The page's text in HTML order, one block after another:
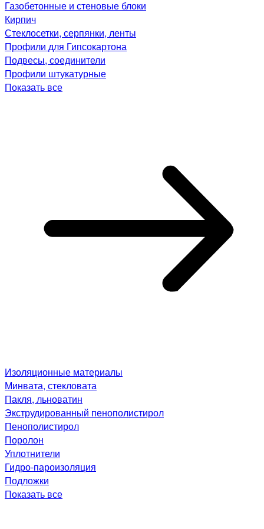
Газобетонные и стеновые блоки
Кирпич
Стеклосетки, серпянки, ленты
Профили для Гипсокартона
Подвесы, соединители
Профили штукатурные
Показать все
Изоляционные материалы
Минвата, стекловата
Пакля, льноватин
Экструдированный пенополистирол
Пенополистирол
Поролон
Уплотнители
Гидро-пароизоляция
Подложки
Показать все